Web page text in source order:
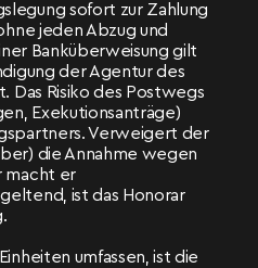
sofort zur Zahlung
jeden Abzug und
Banküberweisung gilt
der Agentur des
Das Risiko des Postwegs
Exekutionsanträge)
Verweigert der
die Annahme wegen
macht er
ist das Honorar
umfassen, ist die